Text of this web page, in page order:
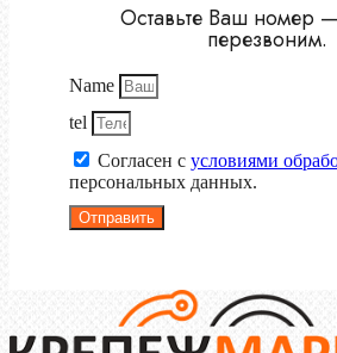
Оставьте Ваш номер
перезвоним.
Name
tel
Согласен с условиями
персональных данных.
Отправить